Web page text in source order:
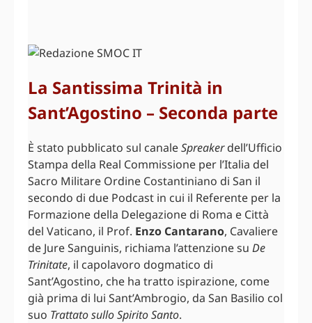
La Santissima Trinità in
Sant’Agostino – Seconda parte
È stato pubblicato sul canaleSpreakerdell’Ufficio
Stampa della Real Commissione per l’Italia del
Sacro Militare Ordine Costantiniano di San il
secondo di due Podcast in cui il Referente per la
Formazione della Delegazione di Roma e Città
del Vaticano, il Prof. Enzo Cantarano, Cavaliere
de Jure Sanguinis, richiama l’attenzione su De
Trinitate, il capolavoro dogmatico di
Sant’Agostino, che ha tratto ispirazione, come
già prima di lui Sant’Ambrogio, da San Basilio col
suo Trattato sullo Spirito Santo.